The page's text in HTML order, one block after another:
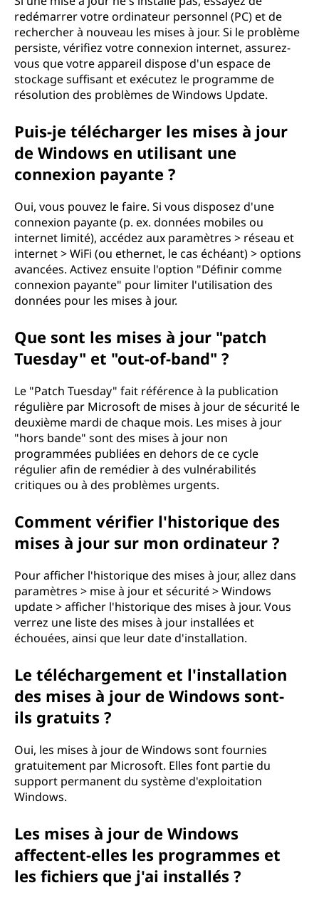
redémarrer votre ordinateur personnel (PC) et de
rechercher à nouveau les mises à jour. Si le problème
persiste, vérifiez votre connexion internet, assurez-
vous que votre appareil dispose d'un espace de
stockage suffisant et exécutez le programme de
résolution des problèmes de Windows Update.
Puis-je télécharger les mises à jour
de Windows en utilisant une
connexion payante ?
Oui, vous pouvez le faire. Si vous disposez d'une
connexion payante (p. ex. données mobiles ou
internet limité), accédez aux paramètres > réseau et
internet > WiFi (ou ethernet, le cas échéant) > options
avancées. Activez ensuite l'option "Définir comme
connexion payante" pour limiter l'utilisation des
données pour les mises à jour.
Que sont les mises à jour "patch
Tuesday" et "out-of-band" ?
Le "Patch Tuesday" fait référence à la publication
régulière par Microsoft de mises à jour de sécurité le
deuxième mardi de chaque mois. Les mises à jour
"hors bande" sont des mises à jour non
programmées publiées en dehors de ce cycle
régulier afin de remédier à des vulnérabilités
critiques ou à des problèmes urgents.
Comment vérifier l'historique des
mises à jour sur mon ordinateur ?
Pour afficher l'historique des mises à jour, allez dans
paramètres > mise à jour et sécurité > Windows
update > afficher l'historique des mises à jour. Vous
verrez une liste des mises à jour installées et
échouées, ainsi que leur date d'installation.
Le téléchargement et l'installation
des mises à jour de Windows sont-
ils gratuits ?
Oui, les mises à jour de Windows sont fournies
gratuitement par Microsoft. Elles font partie du
support permanent du système d'exploitation
Windows.
Les mises à jour de Windows
affectent-elles les programmes et
les fichiers que j'ai installés ?